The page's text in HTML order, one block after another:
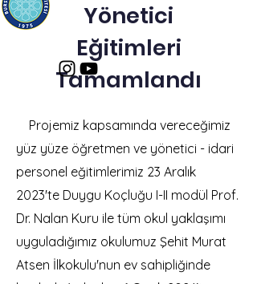
Yönetici
Eğitimleri
Tamamlandı
Projemiz kapsamında vereceğimiz
yüz yüze öğretmen ve yönetici - idari
personel eğitimlerimiz 23 Aralık
2023'te Duygu Koçluğu I-II modül Prof.
Dr. Nalan Kuru ile tüm okul yaklaşımı
uyguladığımız okulumuz Şehit Murat
Atsen İlkokulu'nun ev sahipliğinde